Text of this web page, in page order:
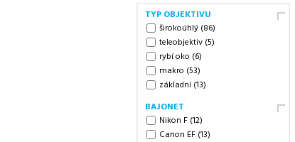
TYP OBJEKTIVU
širokoúhlý (86)
teleobjektiv (5)
rybí oko (6)
makro (53)
základní(13)
BAJONET
Nikon F (12)
Canon EF (13)